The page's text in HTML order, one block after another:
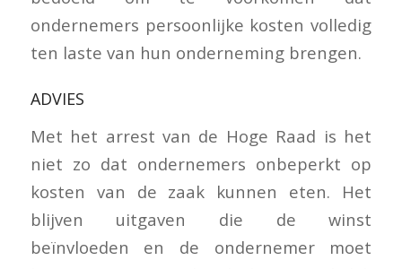
ondernemers persoonlijke kosten volledig
ten laste van hun onderneming brengen.
ADVIES
Met het arrest van de Hoge Raad is het
niet zo dat ondernemers onbeperkt op
kosten van de zaak kunnen eten. Het
blijven uitgaven die de winst
beïnvloeden en de ondernemer moet